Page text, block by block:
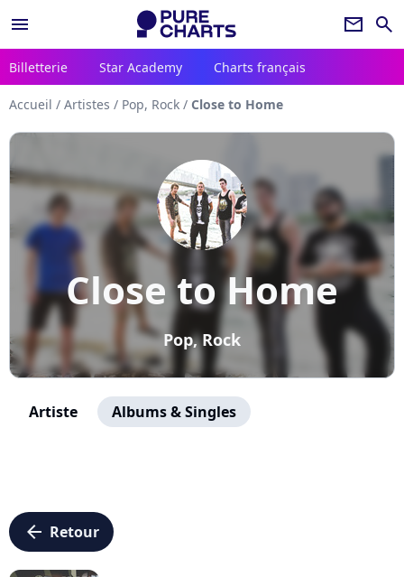
menu newsletter search
Billetterie Star Academy Charts français
Accueil / Artistes / Pop, Rock / Close to Home
Close to Home
Pop, Rock
Artiste Albums & Singles
arrow_left Retour